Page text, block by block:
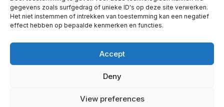
gegevens zoals surfgedrag of unieke ID's op deze site verwerken.
Het niet instemmen of intrekken van toestemming kan een negatief
effect hebben op bepaalde kenmerken en functies.
Accept
Deny
View preferences
Contact